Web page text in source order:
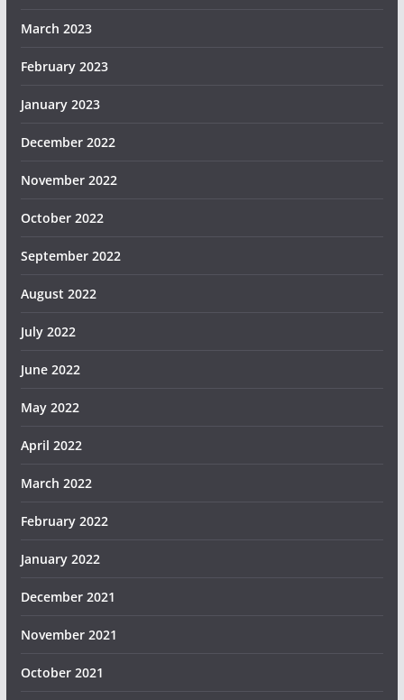
March 2023
February 2023
January 2023
December 2022
November 2022
October 2022
September 2022
August 2022
July 2022
June 2022
May 2022
April 2022
March 2022
February 2022
January 2022
December 2021
November 2021
October 2021